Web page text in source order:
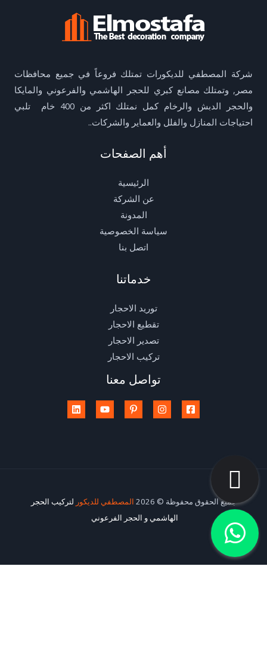
شركة المصطفي للديكورات تمتلك فروعاً في جميع محافظات
مصر, وتمتلك مصانع كبري للحجر الهاشمي والفرعوني والمايكا
والحجر الدبش والرخام كمل نمتلك اكثر من 400 خام تلبي
احتياجات المنازل والفلل والعماير والشركات..
أهم الصفحات
الرئيسية
عن الشركة
المدونة
سياسة الخصوصية
اتصل بنا
خدماتنا
توريد الاحجار
تقطيع الاحجار
تصدير الاحجار
تركيب الاحجار
تواصل معنا
جميع الحقوق محفوظة © 2026 المصطفي للديكور لتركيب الحجر
الهاشمي و الحجر الفرعوني